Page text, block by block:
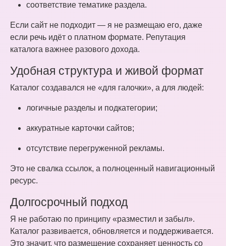
соответствие тематике раздела.
Если сайт не подходит — я не размещаю его, даже
если речь идёт о платном формате. Репутация
каталога важнее разового дохода.
Удобная структура и живой формат
Каталог создавался не «для галочки», а для людей:
логичные разделы и подкатегории;
аккуратные карточки сайтов;
отсутствие перегруженной рекламы.
Это не свалка ссылок, а полноценный навигационный
ресурс.
Долгосрочный подход
Я не работаю по принципу «разместил и забыл».
Каталог развивается, обновляется и поддерживается.
Это значит, что размещение сохраняет ценность со